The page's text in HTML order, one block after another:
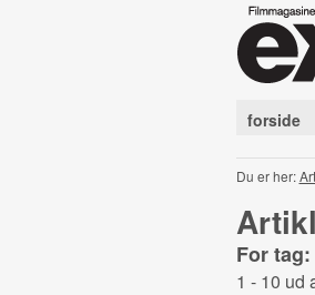
forside
Du er her:
For
1 - 10 ud